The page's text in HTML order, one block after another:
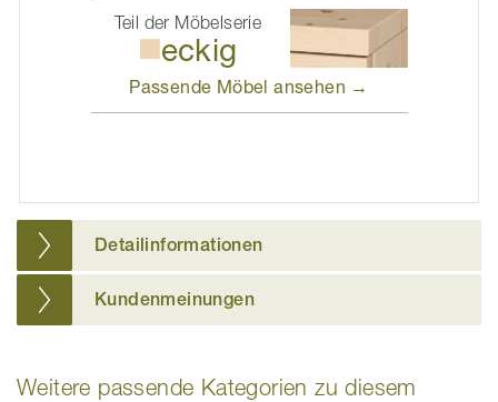
Teil der Möbelserie
eckig
Passende Möbelansehen →
Detailinformationen
Kundenmeinungen
Weitere passende Kategorien zu diesem